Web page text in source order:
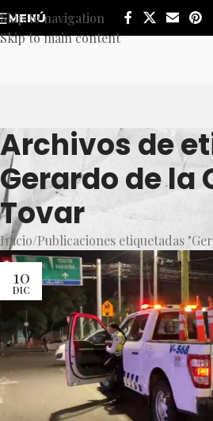
Skip to navigation
Skip to main content
MENÚ
Archivos de
Gerardo de la
Tovar
Inicio Publicaciones etiquetadas
10
DIC